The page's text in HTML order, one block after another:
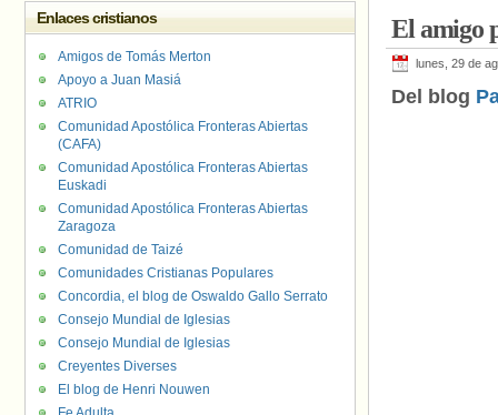
El amigo
lunes, 29 de
Del blog
Enlaces cristianos
Amigos de Tomás Merton
Apoyo a Juan Masiá
ATRIO
Comunidad Apostólica Fronteras Abiertas
(CAFA)
Comunidad Apostólica Fronteras Abiertas
Euskadi
Comunidad Apostólica Fronteras Abiertas
Zaragoza
Comunidad de Taizé
Comunidades Cristianas Populares
Concordia, el blog de Oswaldo Gallo Serrato
Consejo Mundial de Iglesias
Consejo Mundial de Iglesias
Creyentes Diverses
El blog de Henri Nouwen